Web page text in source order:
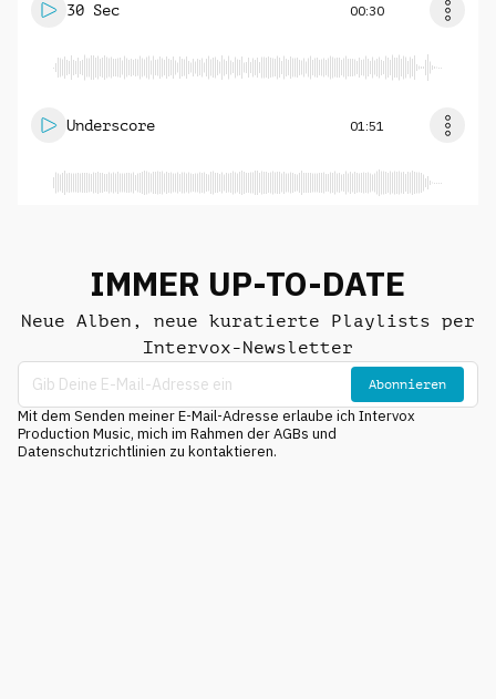
30 Sec 00:30
Underscore 01:51
IMMER UP-TO-DATE
Neue Alben, neue kuratierte Playlists per
Intervox-Newsletter
Abonnieren
Mit dem Senden meiner E-Mail-Adresse erlaube ich Intervox
Production Music, mich im Rahmen der AGBs und
Datenschutzrichtlinien zu kontaktieren.